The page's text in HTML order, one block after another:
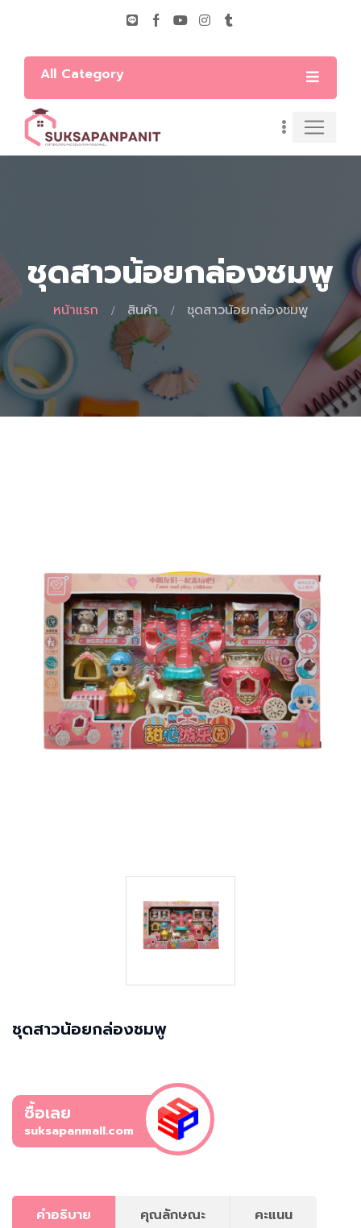
All Category
ชุดสาวน้อยกล่องชมพู
หน้าแรก สินค้า ชุดสาวน้อยกล่องชมพู
ชุดสาวน้อยกล่องชมพู
ซื้อเลย
suksapanmall.com
คำอธิบาย คุณลักษณะ คะแนน